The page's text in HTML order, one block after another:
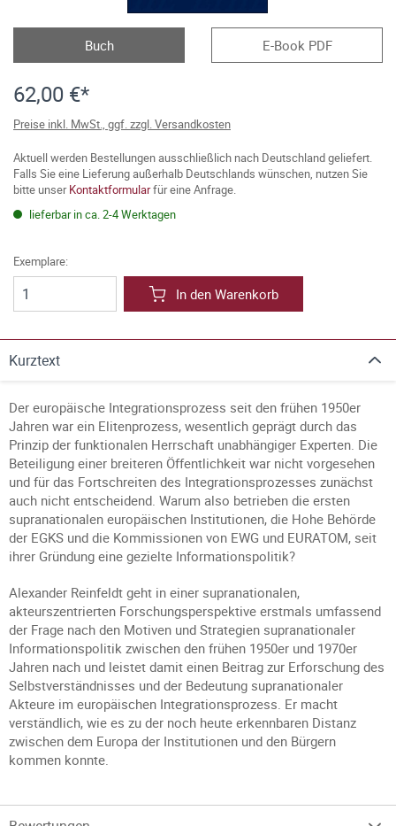
Buch E-Book PDF
62,00 €*
Preise inkl. MwSt., ggf. zzgl. Versandkosten
Aktuell werden Bestellungen ausschließlich nach Deutschland geliefert.
Falls Sie eine Lieferung außerhalb Deutschlands wünschen, nutzen Sie
bitte unserKontaktformularfür eine Anfrage.
lieferbar in ca. 2-4 Werktagen
Exemplare:
In den Warenkorb
Kurztext
Der europäische Integrationsprozess seit den frühen 1950er
Jahren war ein Elitenprozess, wesentlich geprägt durch das
Prinzip der funktionalen Herrschaft unabhängiger Experten. Die
Beteiligung einer breiteren Öffentlichkeit war nicht vorgesehen
und für das Fortschreiten des Integrationsprozesses zunächst
auch nicht entscheidend. Warum also betrieben die ersten
supranationalen europäischen Institutionen, die Hohe Behörde
der EGKS und die Kommissionen von EWG und EURATOM, seit
ihrer Gründung eine gezielte Informationspolitik?
Alexander Reinfeldt geht in einer supranationalen,
akteurszentrierten Forschungsperspektive erstmals umfassend
der Frage nach den Motiven und Strategien supranationaler
Informationspolitik zwischen den frühen 1950er und 1970er
Jahren nach und leistet damit einen Beitrag zur Erforschung des
Selbstverständnisses und der Bedeutung supranationaler
Akteure im europäischen Integrationsprozess. Er macht
verständlich, wie es zu der noch heute erkennbaren Distanz
zwischen dem Europa der Institutionen und den Bürgern
kommen konnte.